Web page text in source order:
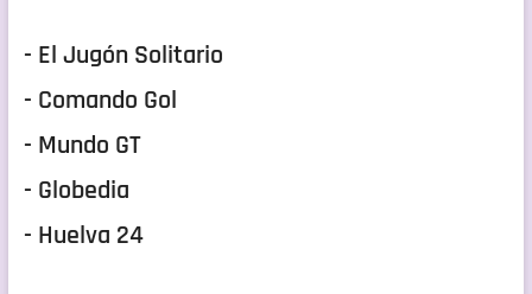
- El Jugón Solitario
- Comando Gol
- Mundo GT
- Globedia
- Huelva 24